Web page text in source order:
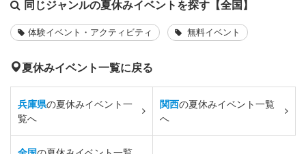
同じジャンルの夏休みイベントを探す【全国】
体験イベント・アクティビティ 無料イベント
夏休みイベント一覧に戻る
兵庫県の夏休みイベント一
覧へ
関西の夏休みイベント一覧
へ